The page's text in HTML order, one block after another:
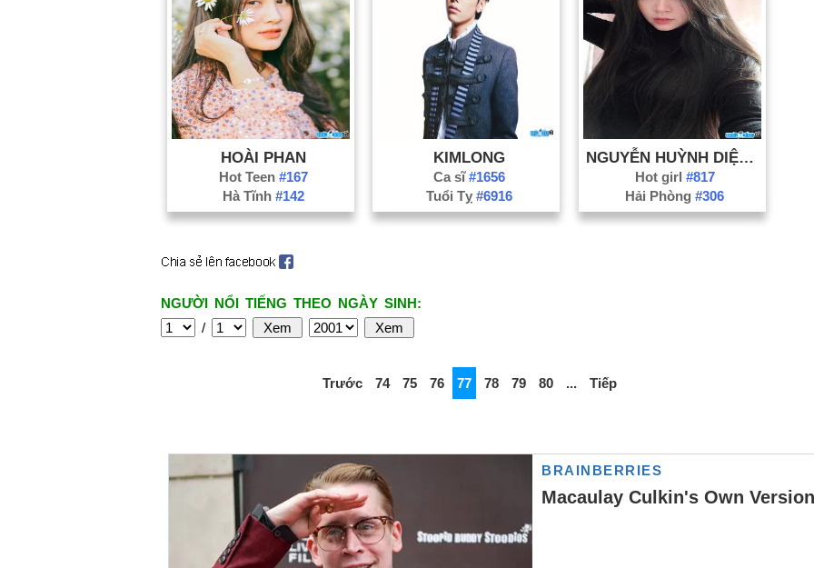
HOÀI PHAN
Hot Teen #167
Hà Tĩnh #142
KIMLONG
Ca sĩ#1656
Tuổi Tỵ #6916
NGUYỄN HUỲNH DIỆU LINH
Hot girl #817
Hải Phòng#306
NGƯỜI NỔI TIẾNG THEO NGÀY SINH:
/
Trước 74 75 76 77 78 79 80 ... Tiếp